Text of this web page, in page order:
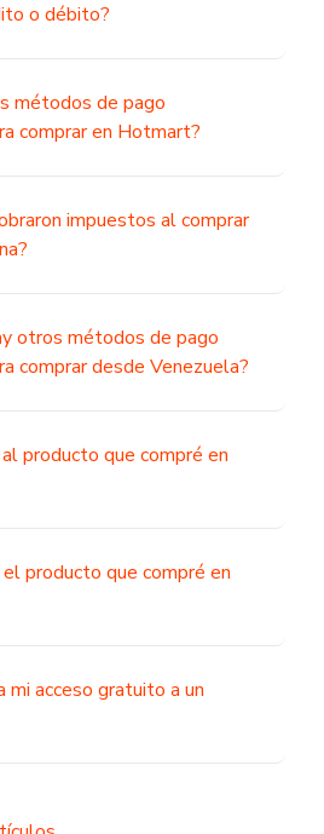
o débito?
métodos de pago
comprar en Hotmart?
impuestos al comprar
otros métodos de pago
comprar desde Venezuela?
producto que compré en
el producto que compré en
mi acceso gratuito a un